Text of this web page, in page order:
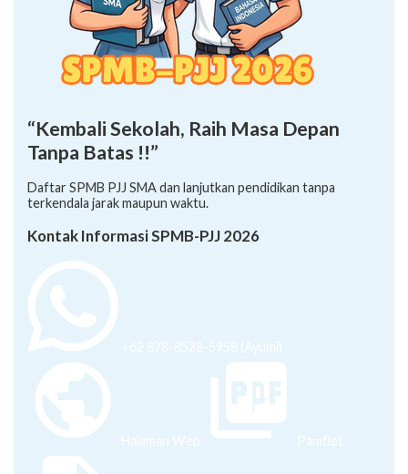
“Kembali Sekolah, Raih Masa Depan
Tanpa Batas !!”
Daftar SPMB PJJ SMA dan lanjutkan pendidikan tanpa
terkendala jarak maupun waktu.
Kontak Informasi SPMB-PJJ 2026
+62 878-8528-5958 (Ayumi)
Halaman Web Pamflet